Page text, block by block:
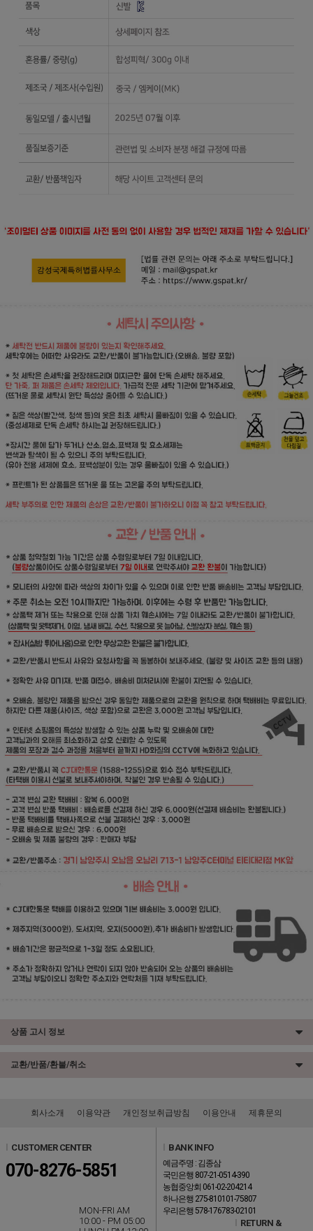
상품 고시 정보
교환/반품/환불/취소
회사소개 이용약관 개인정보취급방침 이용안내 제휴문의
l CUSTOMER CENTER
070-8276-5851
MON-FRI AM
10:00 - PM 05:00
l BANK INFO
예금주명 : 김종삼
국민은행 807-21-0514-390
농협중앙회 061-02-204214
하나은행 275-810101-75807
우리은행 578-176783-02101
l RETURN &